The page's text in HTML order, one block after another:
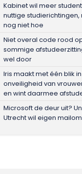
Kabinet wil meer
nuttige
nog niet hoe
Niet overal code rood
sommige
wel door
Iris maakt met één blik
onveiligheid van
en wint daarmee
Microsoft de deur uit?
Utrecht wil eigen